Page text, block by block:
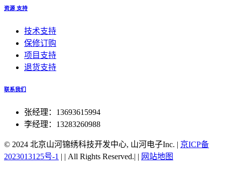
资源 支持
技术支持
保修订购
项目支持
退货支持
联系我们
张经理：13693615994
李经理：13283260988
© 2024 北京山河锦绣科技开发中心, 山河电子Inc. | 京ICP备
2023013125号-1 | | All Rights Reserved.| | 网站地图